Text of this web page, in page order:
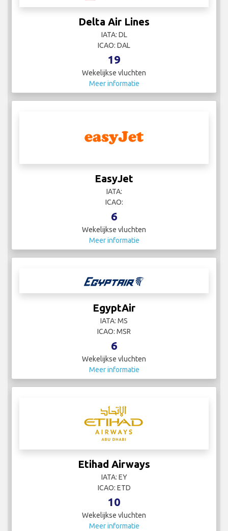
Delta Air Lines
IATA: DL
ICAO: DAL
19
Wekelijkse vluchten
Meer informatie
EasyJet
IATA:
ICAO:
6
Wekelijkse vluchten
Meer informatie
EgyptAir
IATA: MS
ICAO: MSR
6
Wekelijkse vluchten
Meer informatie
Etihad Airways
IATA: EY
ICAO: ETD
10
Wekelijkse vluchten
Meer informatie